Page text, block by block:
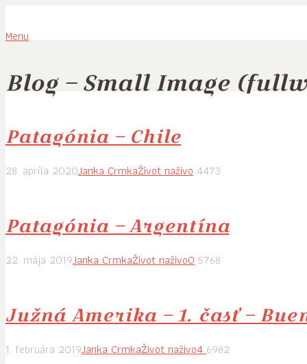
Menu
Blog – Small Image
Patagónia – Chile
28. apríla 2020Janka CrmkaŽivot naživo 4473
Patagónia – Argentína
22. mája 2019Janka CrmkaŽivot naživo0 5768
Južná Amerika – 1. časť –
1. februára 2019Janka CrmkaŽivot naživo46982